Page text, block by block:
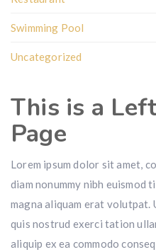
Swimming Pool
Uncategorized
This is a
Page
Lorem ipsum dolor sit amet,
diam nonummy nibh
magna aliquam erat volutpat.
quis nostrud exerci tation
aliquip ex ea commodo